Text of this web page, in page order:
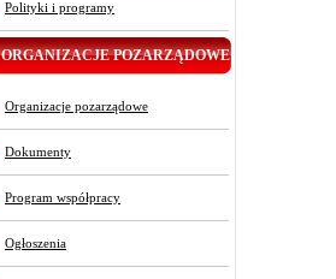
Polityki i programy
ORGANIZACJE POZARZĄDOWE
Organizacje pozarządowe
Dokumenty
Program współpracy
Ogłoszenia